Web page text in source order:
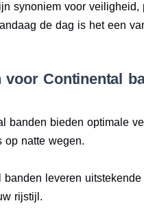
synoniem voor
de dag is het een
voor Continental
banden bieden optimale
op natte wegen.
banden leveren
rijstijl.